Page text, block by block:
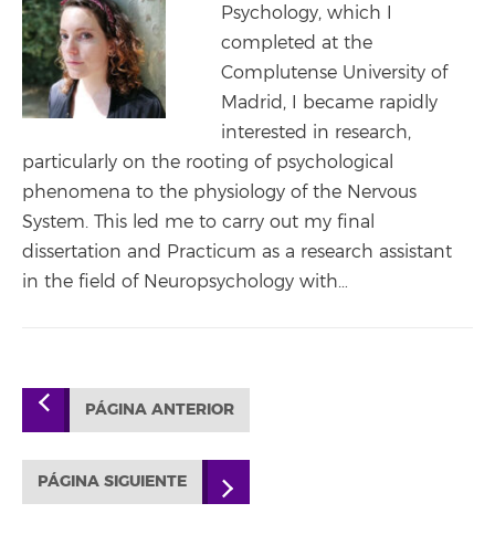
Psychology, which I
completed at the
Complutense University of
Madrid, I became rapidly
interested in research,
particularly on the rooting of psychological
phenomena to the physiology of the Nervous
System. This led me to carry out my final
dissertation and Practicum as a research assistant
in the field of Neuropsychology with…
PÁGINA ANTERIOR
PÁGINA SIGUIENTE